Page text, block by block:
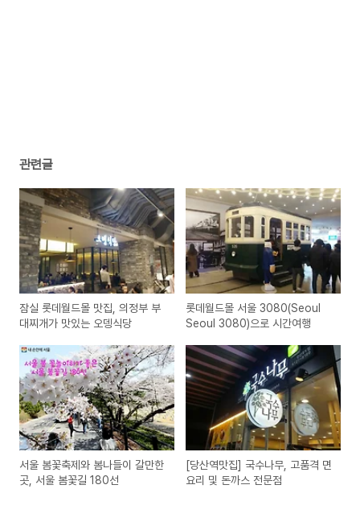
관련글
잠실 롯데월드몰 맛집, 의정부 부
대찌개가 맛있는 오뎅식당
롯데월드몰 서울 3080(Seoul
Seoul 3080)으로 시간여행
서울 봄꽃축제와 봄나들이 갈만한
곳, 서울 봄꽃길 180선
[당산역맛집] 국수나무, 고품격 면
요리 및 돈까스 전문점